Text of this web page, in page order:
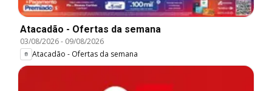
Atacadão - Ofertas da semana
03/08/2026- 09/08/2026
Atacadão - Ofertas da semana